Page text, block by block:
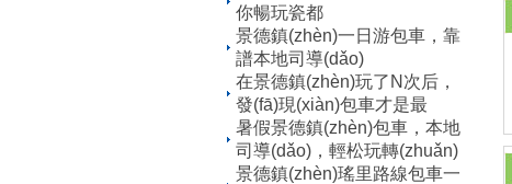
你暢玩瓷都
景德鎮(zhèn)一日游包車，靠
譜本地司導(dǎo)
在景德鎮(zhèn)玩了N次后，
發(fā)現(xiàn)包車才是最
暑假景德鎮(zhèn)包車，本地
司導(dǎo)，輕松玩轉(zhuǎn)
景德鎮(zhèn)瑤里路線包車一